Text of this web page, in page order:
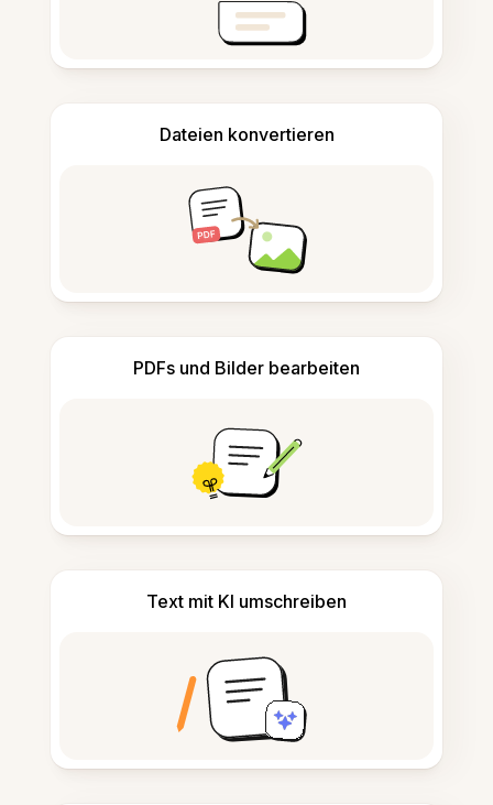
Dateien konvertieren
PDFs und Bilder bearbeiten
Text mit KI umschreiben